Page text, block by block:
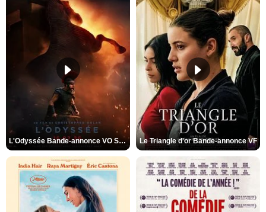
L'Odyssée Bande-annonce VO STFR Le Triangle d'or Bande-annonce VF